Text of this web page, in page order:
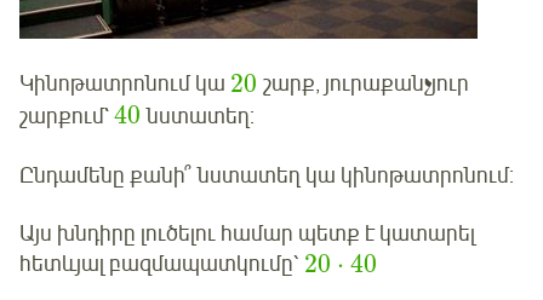
Կինոթատրոնում կա 20 շարք, յուրաքանչյուր
շարքում`40 նստատեղ:
Ընդամենը քանի՞ նստատեղ կա կինոթատրոնում:
Այս խնդիրը լուծելու համար պետք է կատարել
հետևյալ բազմապատկումը՝ 20 ⋅ 40